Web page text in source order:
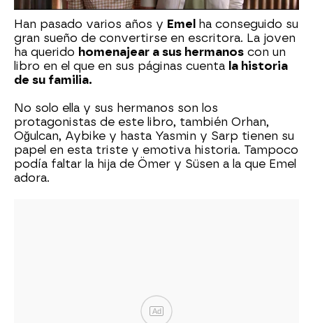
Han pasado varios años y Emel
ha conseguido su
gran sueño de convertirse en escritora. La joven
ha querido homenajear a sus hermanos con un
libro en el que en sus páginas cuenta la historia
de su familia.
No solo ella y sus hermanos son los
protagonistas de este libro, también Orhan,
Oğulcan, Aybike y hasta Yasmin y Sarp tienen su
papel en esta triste y emotiva historia. Tampoco
podía faltar la hija de Ömer y Süsen a la que Emel
adora.
Ad